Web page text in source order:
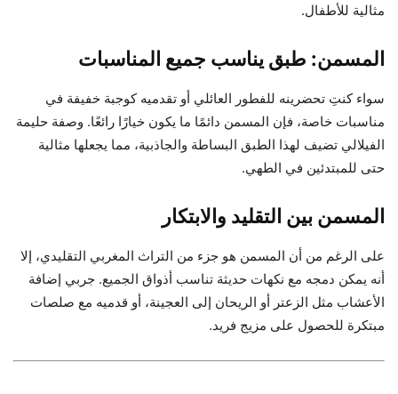
مثالية للأطفال.
المسمن: طبق يناسب جميع المناسبات
سواء كنتِ تحضرينه للفطور العائلي أو تقدميه كوجبة خفيفة في
مناسبات خاصة، فإن المسمن دائمًا ما يكون خيارًا رائعًا. وصفة حليمة
الفيلالي تضيف لهذا الطبق البساطة والجاذبية، مما يجعلها مثالية
حتى للمبتدئين في الطهي.
المسمن بين التقليد والابتكار
على الرغم من أن المسمن هو جزء من التراث المغربي التقليدي، إلا
أنه يمكن دمجه مع نكهات حديثة تناسب أذواق الجميع. جربي إضافة
الأعشاب مثل الزعتر أو الريحان إلى العجينة، أو قدميه مع صلصات
مبتكرة للحصول على مزيج فريد.